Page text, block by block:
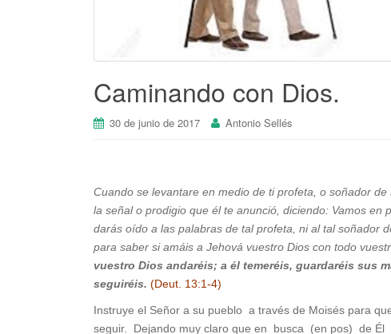
Caminando con Dios.
30 de junio de 2017 Antonio Sellés
Cuando se levantare en medio de ti profeta, o soñador
la señal o prodigio que él te anunció, diciendo: Vamos
darás oído a las palabras de tal profeta, ni al tal soñador
para saber si amáis a Jehová vuestro Dios con todo
vuestro Dios andaréis; a él temeréis, guardaréis sus
seguiréis. (Deut. 13:1-4)
Instruye el Señor a su pueblo a través de Moisés para
seguir. Dejando muy claro que en busca (en pos) de Él